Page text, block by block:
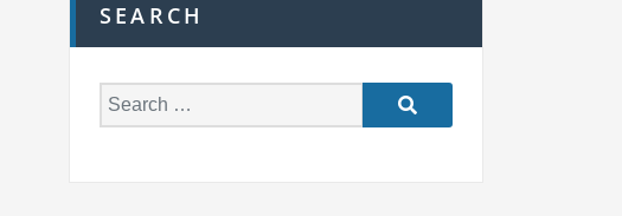
SEARCH
e